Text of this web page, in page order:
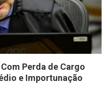
Perda de Cargo
e Importunação